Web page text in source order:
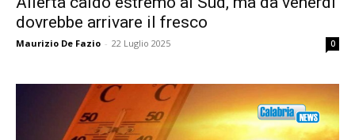
dovrebbe arrivare il fresco
Maurizio De Fazio - 22 Luglio 2025 0